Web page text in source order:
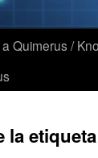
Quimerus /
la